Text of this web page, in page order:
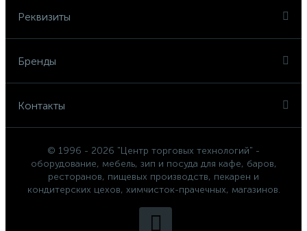
Реквизиты
Бренды
Контакты
© 1996 - 2026 "Центр торговых технологий" -
оборудование, мебель, зип и посуда для кафе, баров,
ресторанов, пищевых производств, пекарен и
кондитерских цехов, химчисток-прачечных, магазинов.